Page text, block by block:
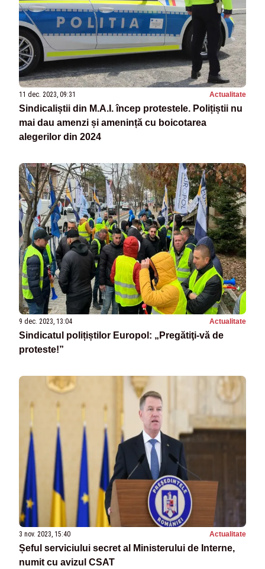
11 dec. 2023, 09:31 Actualitate
Sindicaliștii din M.A.I. încep protestele. Polițiștii nu
mai dau amenzi și amenință cu boicotarea
alegerilor din 2024
9 dec. 2023, 13:04 Actualitate
Sindicatul polițiștilor Europol: „Pregătiţi-vă de
proteste!”
3 nov. 2023, 15:40 Actualitate
Șeful serviciului secret al Ministerului de Interne,
numit cu avizul CSAT